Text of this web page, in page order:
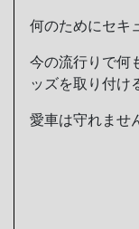
何のためにセキ
今の流行りで何
ッズを取り付け
愛車は守れませ